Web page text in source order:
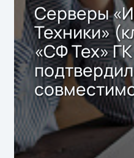
Серверы
Техники»
«СФ Тех»
решением
Storage 2.x
хранения